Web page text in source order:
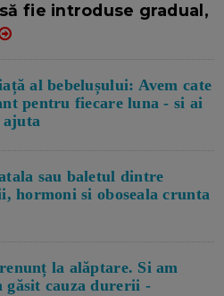
fie introduse gradual,
al bebelușului: Avem cate
pentru fiecare luna - si ai
ajuta
sau baletul dintre
hormoni si oboseala crunta
la alăptare. Si am
găsit cauza durerii -